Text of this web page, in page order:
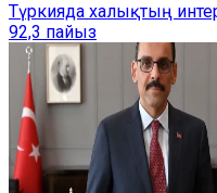
Түркияда халықтың
92,3 пайыз